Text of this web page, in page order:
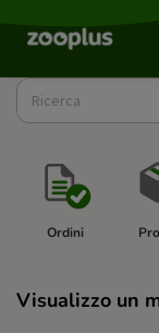
Ordini
Visualizzo un